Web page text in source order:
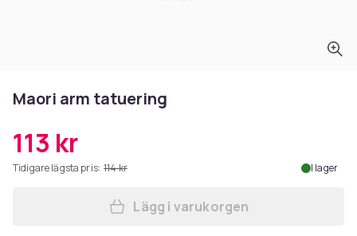
Maori arm tatuering
113 kr
Tidigare lägsta pris: 114 kr I lager
Lägg till Maori arm
Lägg i varukorgen